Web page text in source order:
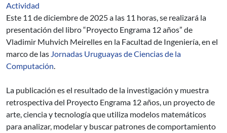
Actividad
Este 11 de diciembre de 2025 a las 11 horas, se realizará la
presentación del libro “Proyecto Engrama 12 años” de
Vladimir Muhvich Meirelles en la Facultad de Ingeniería, en el
marco de las Jornadas Uruguayas de Ciencias de la
Computación.
La publicación es el resultado de la investigación y muestra
retrospectiva del Proyecto Engrama 12 años, un proyecto de
arte, ciencia y tecnología que utiliza modelos matemáticos
para analizar, modelar y buscar patrones de comportamiento